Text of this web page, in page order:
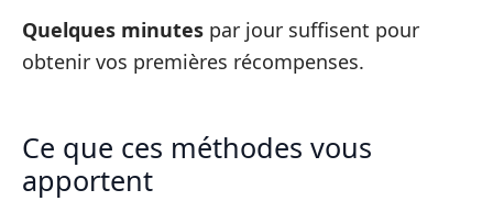
Quelques minutes par jour suffisent pour
obtenir vos premières récompenses.
Ce que ces méthodes vous
apportent